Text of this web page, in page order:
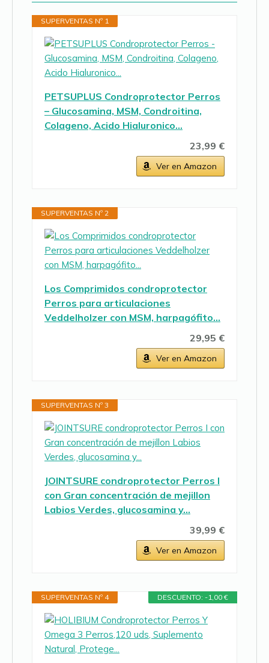
SUPERVENTAS Nº 1
PETSUPLUS Condroprotector Perros
– Glucosamina, MSM, Condroitina,
Colageno, Acido Hialuronico…
23,99 €
Ver en Amazon
SUPERVENTAS Nº 2
Los Comprimidos condroprotector
Perros para articulaciones
Veddelholzer con MSM, harpagófito…
29,95 €
Ver en Amazon
SUPERVENTAS Nº 3
JOINTSURE condroprotector Perros I
con Gran concentración de mejillon
Labios Verdes, glucosamina y…
39,99 €
Ver en Amazon
DESCUENTO: -1,00 €
SUPERVENTAS Nº 4